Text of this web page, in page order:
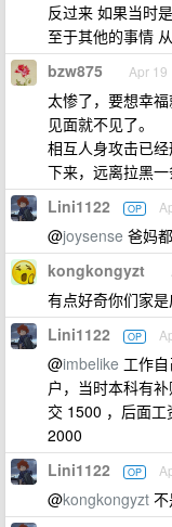
反过来 如果当时
至于其他的事情
bzw875 Apr 19
太惨了，要想幸
见面就不见了。
相互人身攻击已
下来，远离拉黑
Lini1122 OP
@joysense 爸妈
kongkongyzt
有点好奇你们家
Lini1122 OP
@imbelike 工作
户，当时本科有
交 1500 ，后面
2000
Lini1122 OP
@kongkongyzt